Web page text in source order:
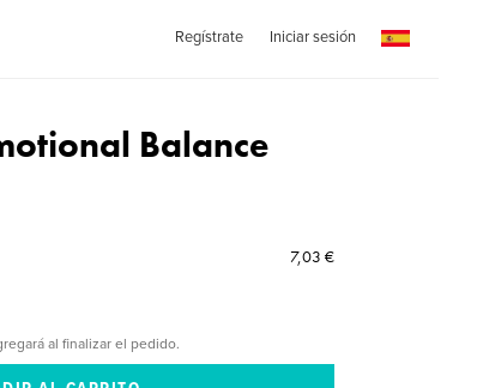
Regístrate Iniciar sesión
Balance
7,03 €
al finalizar el pedido.